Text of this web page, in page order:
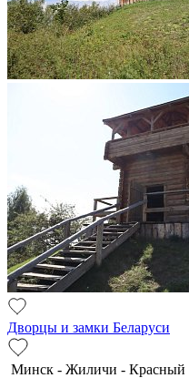
Дворцы и замки Беларуси
Минск - Жиличи - Красный